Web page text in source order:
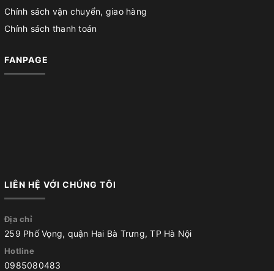
Chính sách vận chuyển, giao hàng
Chính sách thanh toán
FANPAGE
LIÊN HỆ VỚI CHÚNG TÔI
Địa chỉ
259 Phố Vọng, quận Hai Bà Trưng, TP Hà Nội
Hotline
0985080483